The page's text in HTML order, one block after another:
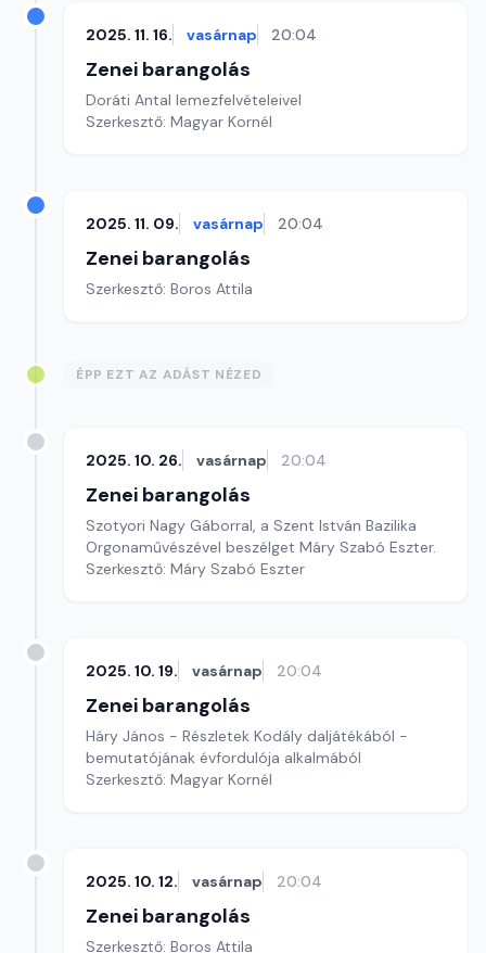
2025. 11. 16. vasárnap 20:04
Zenei barangolás
Doráti Antal lemezfelvételeivel
Szerkesztő: Magyar Kornél
2025. 11. 09. vasárnap 20:04
Zenei barangolás
Szerkesztő: Boros Attila
ÉPP EZT AZ ADÁST NÉZED
2025. 10. 26. vasárnap 20:04
Zenei barangolás
Szotyori Nagy Gáborral, a Szent István Bazilika
Orgonaművészével beszélget Máry Szabó Eszter.
Szerkesztő: Máry Szabó Eszter
2025. 10. 19. vasárnap 20:04
Zenei barangolás
Háry János - Részletek Kodály daljátékából -
bemutatójának évfordulója alkalmából
Szerkesztő: Magyar Kornél
2025. 10. 12. vasárnap 20:04
Zenei barangolás
Szerkesztő: Boros Attila